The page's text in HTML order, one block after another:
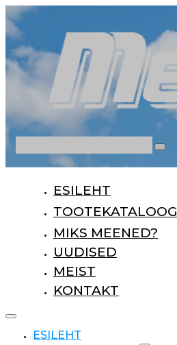
ESILEHT
TOOTEKATALOOG
MIKS MEENED?
UUDISED
MEIST
KONTAKT
ESILEHT